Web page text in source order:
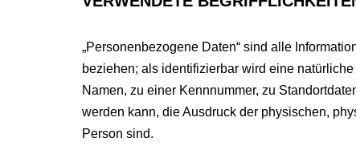
„Personenbezogene Daten“ sind alle
beziehen; als identifizierbar wird eine
Namen, zu einer Kennnummer, zu
werden kann, die Ausdruck der physischen,
Person sind.